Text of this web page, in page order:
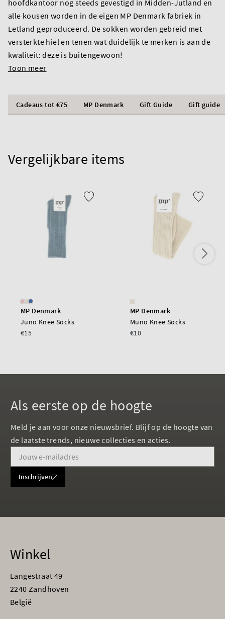
hoofdkantoor nog steeds gevestigd in Midden-Jutland en
alle kousen worden in de eigen MP Denmark fabriek in
Letland geproduceerd. De sokken worden gebreid met
versterkte hiel en tenen wat duidelijk te merken is aan de
kwaliteit: deze is buitengewoon!
Toon meer
Cadeaus tot €75 MP Denmark Gift Guide Gift guide
Vergelijkbare items
MP Denmark
Juno Knee Socks
€15
MP Denmark
Muno Knee Socks
€10
Als eerste op de hoogte
Meld je aan voor onze nieuwsbrief. Blijf op de hoogte van
de laatste trends, nieuwe collecties en acties.
Inschrijven
Winkel
Langestraat 49
2240 Zandhoven
België